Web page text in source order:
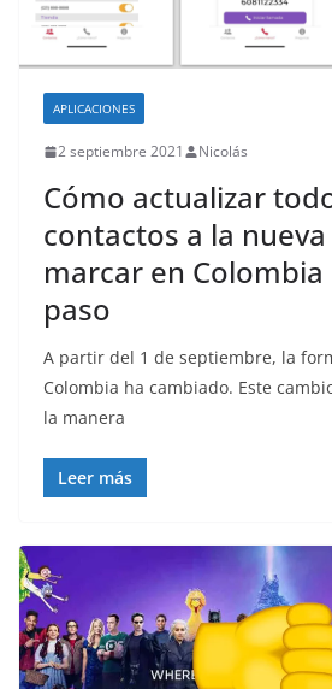
APLICACIONES
2 septiembre 2021 Nicolás
Cómo actualizar
contactos a la
marcar en
paso
A partir del 1 de septiembre, la
Colombia ha cambiado. Este
la manera
Leer más